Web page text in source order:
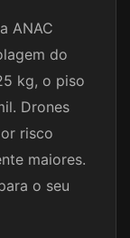
ANAC
do
kg, o piso
Drones
risco
maiores.
o seu